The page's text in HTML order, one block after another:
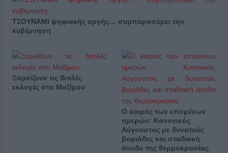
ΤΣΟΥΝΑΜΙ ψηφιακής οργής… συμπαρασύρει την
κυβέρνηση
Ξορκίζουν τις διπλές
εκλογές στο Μαξίμου
Ο καιρός των επομένων
ημερών: Κανονικός
Αύγουστος με δυνατούς
βοριάδες και σταδιακή
άνοδο της θερμοκρασίας